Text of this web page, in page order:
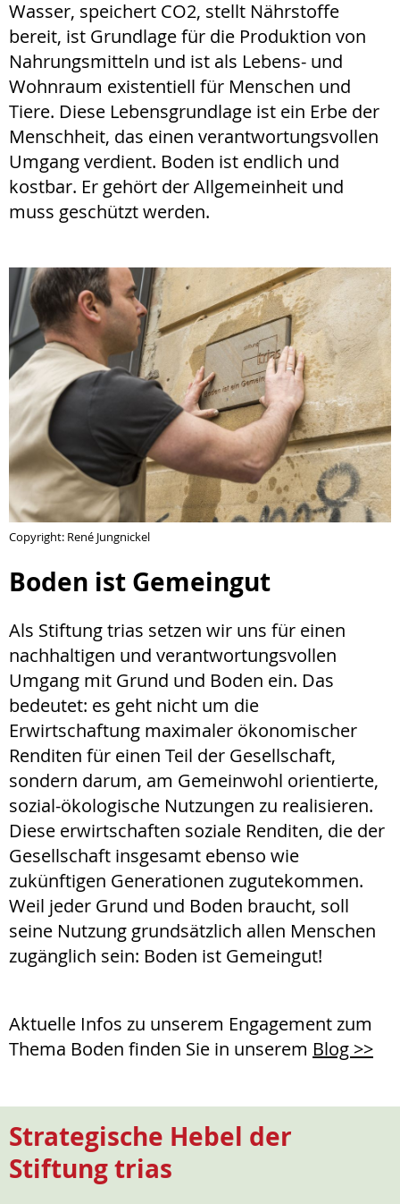
Wasser, speichert CO2, stellt Nährstoffe
bereit, ist Grundlage für die Produktion von
Nahrungsmitteln und ist als Lebens- und
Wohnraum existentiell für Menschen und
Tiere. Diese Lebensgrundlage ist ein Erbe der
Menschheit, das einen verantwortungsvollen
Umgang verdient. Boden ist endlich und
kostbar. Er gehört der Allgemeinheit und
muss geschützt werden.
Copyright: René Jungnickel
Boden ist Gemeingut
Als Stiftung trias setzen wir uns für einen
nachhaltigen und verantwortungsvollen
Umgang mit Grund und Boden ein. Das
bedeutet: es geht nicht um die
Erwirtschaftung maximaler ökonomischer
Renditen für einen Teil der Gesellschaft,
sondern darum, am Gemeinwohl orientierte,
sozial-ökologische Nutzungen zu realisieren.
Diese erwirtschaften soziale Renditen, die der
Gesellschaft insgesamt ebenso wie
zukünftigen Generationen zugutekommen.
Weil jeder Grund und Boden braucht, soll
seine Nutzung grundsätzlich allen Menschen
zugänglich sein: Boden ist Gemeingut!
Aktuelle Infos zu unserem Engagement zum
Thema Boden finden Sie in unserem Blog >>
Strategische Hebel der
Stiftung trias